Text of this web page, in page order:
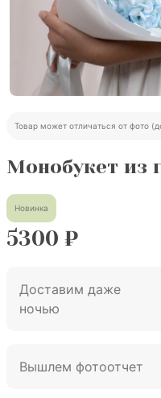
Товар может отличаться от фото
Монобукет из
Новинка
5300 ₽
Доставим даже
ночью
Вышлем фотоотчет